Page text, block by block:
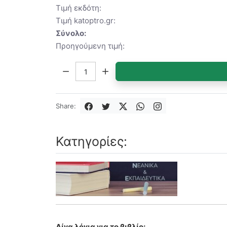
Τιμή εκδότη:
Τιμή katoptro.gr:
Σύνολο:
Προηγούμενη τιμή:
Ποσότητα:
Share:
Κατηγορίες: